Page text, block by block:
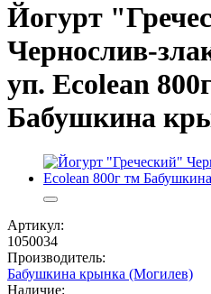
Йогурт
Чернослив-
уп. Есоlean
Бабушкина
Артикул:
1050034
Производитель:
Бабушкина крынка (Могилев)
Наличие: